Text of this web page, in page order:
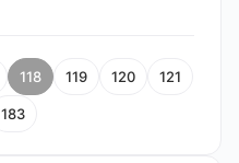
118 119 120 121
183